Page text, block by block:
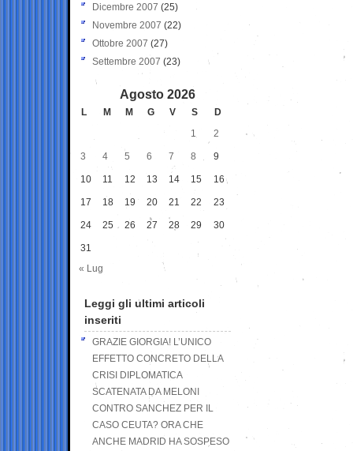
Dicembre 2007 (25)
Novembre 2007 (22)
Ottobre 2007 (27)
Settembre 2007 (23)
Agosto 2026
L M M G V S
D
1
2
3 4 5 6 7 8 9
10 11 12 13 14 15 16
17 18 19 20 21 22 23
24 25 26 27 28 29 30
31
« Lug
Leggi gli ultimi articoli
inseriti
GRAZIE GIORGIA! L’UNICO
EFFETTO CONCRETO DELLA
CRISI DIPLOMATICA
SCATENATA DA MELONI
CONTRO SANCHEZ PER IL
CASO CEUTA? ORA CHE
ANCHE MADRID HA SOSPESO